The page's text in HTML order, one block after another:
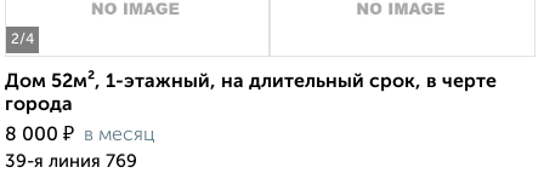
2/4
Дом 52м², 1-этажный, на длительный срок, в черте
города
8 000 ₽ в месяц
39-я линия 769